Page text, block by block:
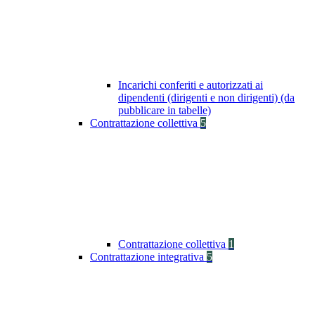
Incarichi conferiti e autorizzati ai
dipendenti (dirigenti e non dirigenti) (da
pubblicare in tabelle)
Contrattazione collettiva 5
Contrattazione collettiva 1
Contrattazione integrativa 5